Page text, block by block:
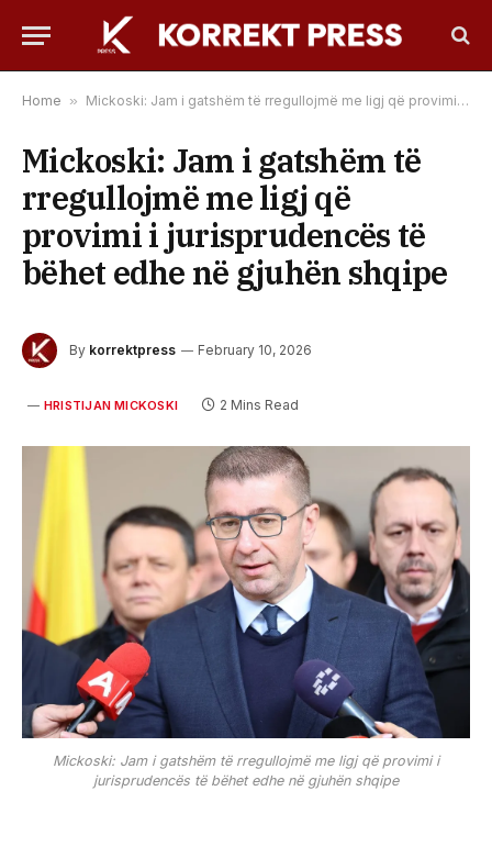
Home » Mickoski: Jam i gatshëm të rregullojmë me ligj që provimi i jurisprudencës të bëhet edhe në gjuhën shqipe
Mickoski: Jam i gatshëm të
rregullojmë me ligj që
provimi i jurisprudencës të
bëhet edhe në gjuhën shqipe
By korrektpress February 10, 2026
HRISTIJAN MICKOSKI 2 Mins Read
Mickoski: Jam i gatshëm të rregullojmë me ligj që provimi i
jurisprudencës të bëhet edhe në gjuhën shqipe